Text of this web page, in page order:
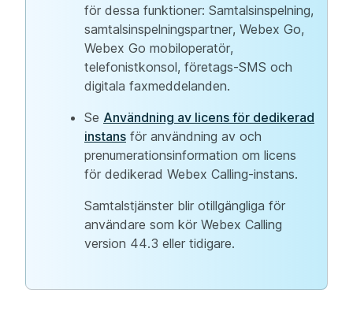
för dessa funktioner: Samtalsinspelning,
samtalsinspelningspartner, Webex Go,
Webex Go mobiloperatör,
telefonistkonsol, företags-SMS och
digitala faxmeddelanden.
Se Användning av licens för dedikerad
instans för användning av och
prenumerationsinformation om licens
för dedikerad Webex Calling-instans.
Samtalstjänster blir otillgängliga för
användare som kör Webex Calling
version 44.3 eller tidigare.